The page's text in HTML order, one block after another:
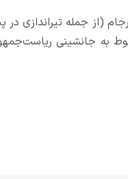
(از جمله تیراندازی در
به جانشینی